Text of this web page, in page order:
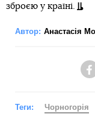
зброєю у країні.
Автор: Анастасія
Теги: Чорногорія